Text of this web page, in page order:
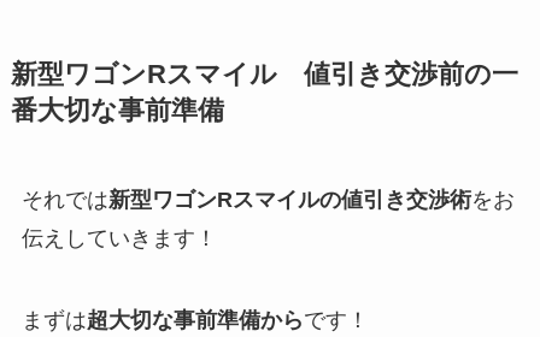
新型ワゴンRスマイル値引き交渉前の一
番大切な事前準備
それでは新型ワゴンRスマイルの値引き交渉術をお
伝えしていきます！
まずは超大切な事前準備からです！